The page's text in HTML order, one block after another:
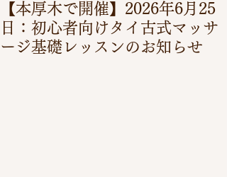
【本厚木で開催】2026年6月25
日：初心者向けタイ古式マッサ
ージ基礎レッスンのお知らせ